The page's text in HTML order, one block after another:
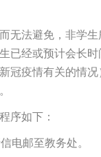
无法避免，非学
已经或预计会长
新冠疫情有关的情
序如下：
电邮至教务处。